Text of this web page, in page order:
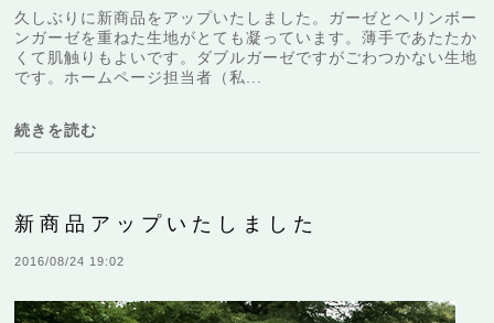
久しぶりに新商品をアップいたしました。ガーゼとヘリンボー
ンガーゼを重ねた生地がとても凝っています。薄手であたたか
くて肌触りもよいです。ダブルガーゼですがごわつかない生地
です。ホームページ担当者（私...
続きを読む
新商品アップいたしました
2016/08/24 19:02